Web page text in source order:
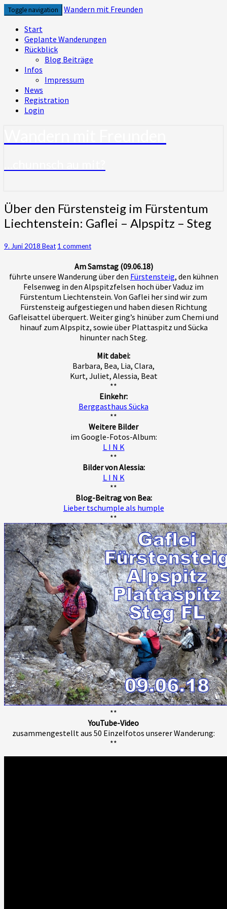
Skip
to
content
Toggle navigation
Wandern mit Freunden
Start
Geplante Wanderungen
Rückblick
Blog Beiträge
Infos
Impressum
News
Registration
Login
Über
den
Fürstensteig
Fürstentum
Alpspitz
Über den Fürstensteig im Fürstentum
Liechtenstein: Gaflei – Alpspitz – Steg
9. Juni 2018 Beat Comments
1 comment
Am Samstag (09.06.18)
führte unsere Wanderung über den Fürstensteig, den kühnen
Felsenweg in den Alpspitzfelsen hoch über Vaduz im
Fürstentum Liechtenstein. Von Gaflei her sind wir zum
Fürstensteig aufgestiegen und haben diesen Richtung
Gafleisattel überquert. Weiter ging’s hinüber zum Chemi und
hinauf zum Alpspitz, sowie über Plattaspitz und Sücka
hinunter nach Steg.
Mit dabei:
Barbara, Bea, Lia, Clara,
Kurt, Juliet, Alessia, Beat
**
Einkehr:
Berggasthaus Sücka
**
Weitere Bilder
im Google-Fotos-Album:
L I N K
**
Bilder von Alessia:
L I N K
**
Blog-Beitrag von Bea:
Lieber tschumple als humple
**
**
YouTube-Video
zusammengestellt aus 50 Einzelfotos unserer Wanderung:
**